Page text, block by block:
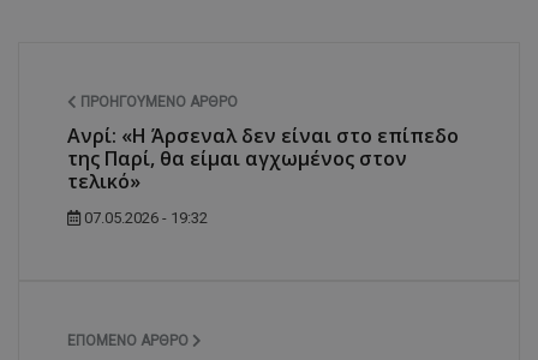
ΠΡΟΗΓΟΎΜΕΝΟ ΆΡΘΡΟ
Ανρί: «Η Άρσεναλ δεν είναι στο επίπεδο
της Παρί, θα είμαι αγχωμένος στον
τελικό»
07.05.2026 - 19:32
ΕΠΌΜΕΝΟ ΆΡΘΡΟ